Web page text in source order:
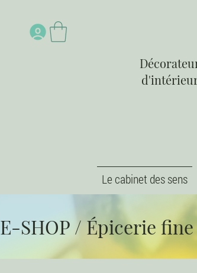
Le cabinet des sens
E-SHOP /Épicerie fine